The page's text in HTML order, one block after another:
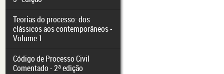
Teorias do processo: dos
clássicos aos contemporâneos -
Volume 1
Código de Processo Civil
Comentado - 2ª edição